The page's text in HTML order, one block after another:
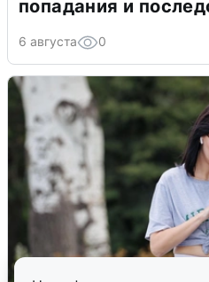
попадания и
6 августа 0